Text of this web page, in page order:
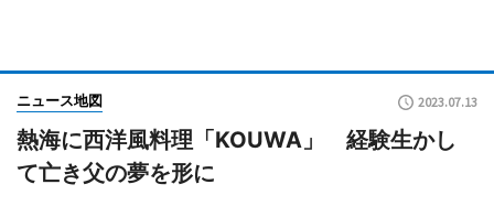
ニュース地図 2023.07.13
熱海に西洋風料理「KOUWA」 経験生かし
て亡き父の夢を形に